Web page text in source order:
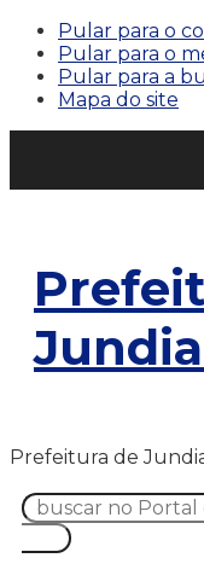
Pular para o
Pular para o
Pular para a
Mapa do site
Prefeitura de